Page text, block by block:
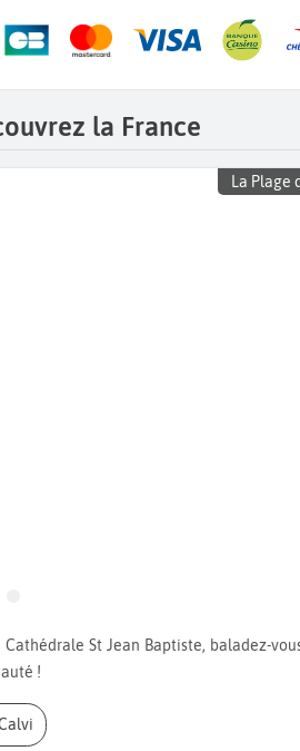
la France
La Plage
St Jean Baptiste, baladez-
!